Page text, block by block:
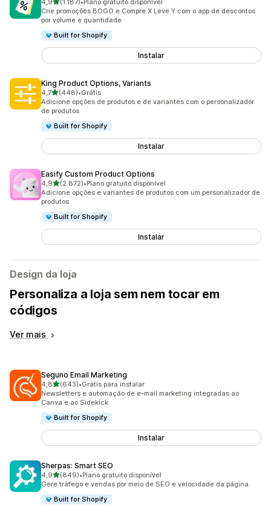
4,9 (1.187)
1187 avaliações ao todo
•Plano gratuito disponível
Crie promoções BOGO e Compre X Leve Y com o app de descontos
por volume e quantidade
Built for Shopify
Instalar
King Product Options, Variants
4,7de 5 estrelas
(448)
448 avaliações ao todo
•Grátis
Adicione opções de produtos e de variantes com o personalizador
de produtos
Built for Shopify
Instalar
Easify Custom Product Options
4,9de 5 estrelas
(2.872)
2872 avaliações ao todo
•Plano gratuito disponível
Adicione opções e variantes de produtos com um personalizador de
produtos
Built for Shopify
Instalar
Design da loja
Personaliza a loja sem nem tocar em
códigos
Ver mais
Seguno Email Marketing
4,8de 5 estrelas
(643)
643 avaliações ao todo
•Grátis para instalar
Newsletters e automação de e-mail marketing integradas ao
Canva e ao Sidekick
Built for Shopify
Instalar
Sherpas: Smart SEO
4,9de 5 estrelas
(849)
849 avaliações ao todo
•Plano gratuito disponível
Gere tráfego e vendas por meio de SEO e velocidade da página.
Built for Shopify